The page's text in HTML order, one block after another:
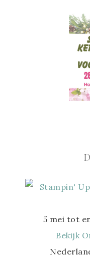
5 mei tot
Bekijk